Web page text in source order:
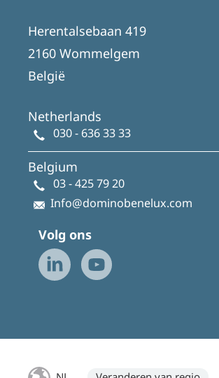
Herentalsebaan 419
2160 Wommelgem
België
Netherlands
030 - 636 33 33
Belgium
03 - 425 79 20
Info@dominobenelux.com
Volg ons